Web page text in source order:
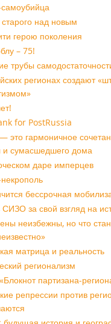
над новым
герою поколения
– 75!
трубы
регионах создают
for PostRussia
это гармоничное
сумасшедшего дома
даре имперцев
бессрочная
СИЗО за свой взгляд на
неизбежны, но что
матрица и реальность
регионализм
партизана-
репрессии против